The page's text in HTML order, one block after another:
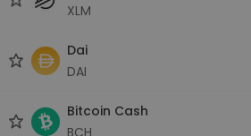
XLM
Dai
DAI
Bitcoin Cash
BCH